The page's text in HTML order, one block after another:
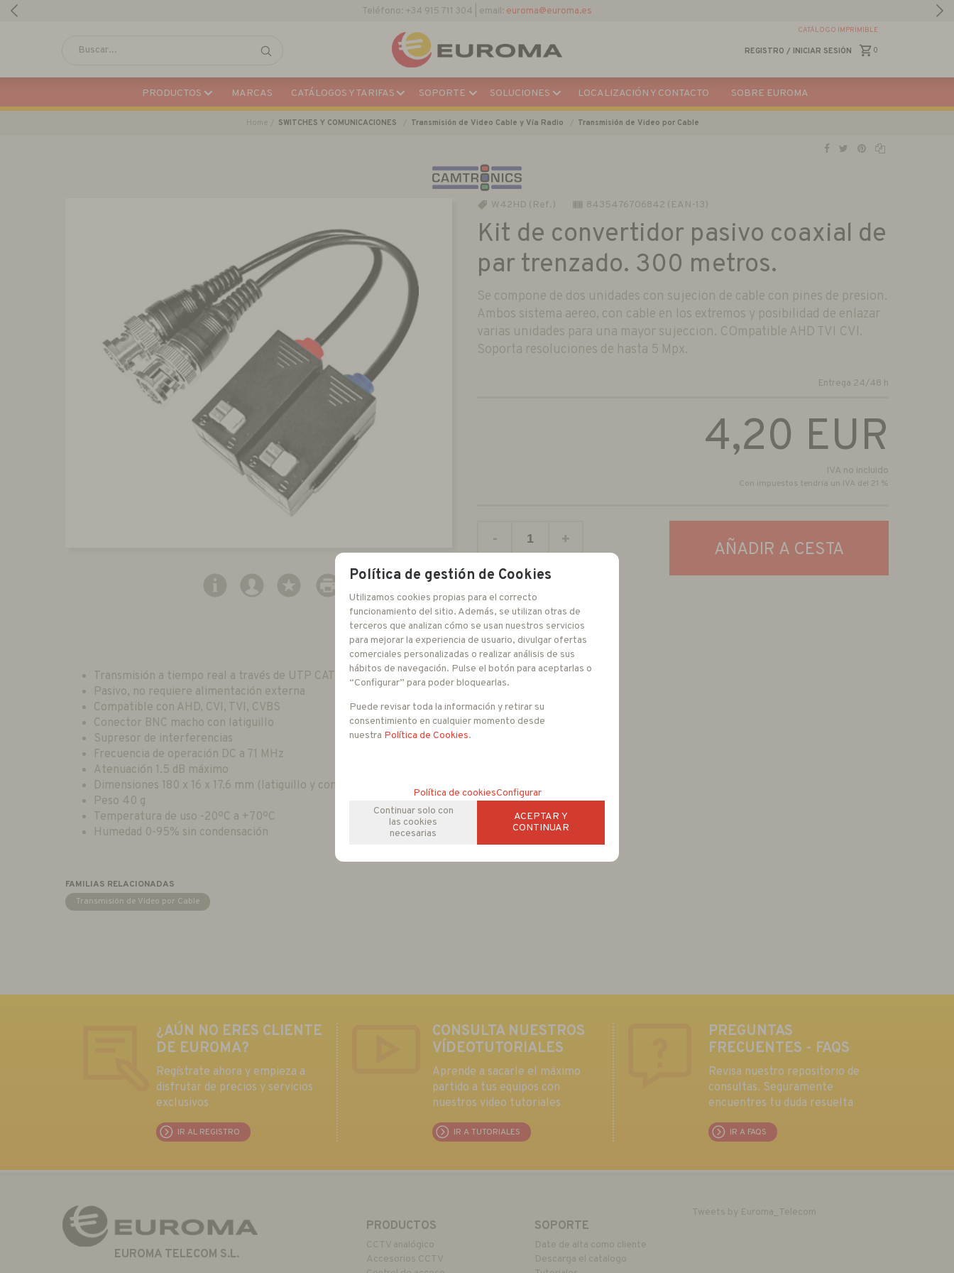
Descargar Catálogo Actual
REGISTRO / INICIAR SESIÓN 0
CATÁLOGO IMPRIMIBLE
PRODUCTOS MARCAS CATÁLOGOS Y TARIFAS SOPORTE SOLUCIONES LOCALIZACIÓN Y CONTACTO SOBRE EUROMA
Home SWITCHES Y COMUNICACIONES Transmisión de Video Cable y Vía Radio Transmisión de Video por Cable
W42HD (Ref.) 8435476706842 (EAN-13)
Kit de convertidor pasivo coaxial de
par trenzado. 300 metros.
Se compone de dos unidades con sujecion de cable con pines de presion.
Ambos sistema aereo, con cable en los extremos y posibilidad de enlazar
varias unidades para una mayor sujeccion. COmpatible AHD TVI CVI.
Soporta resoluciones de hasta 5 Mpx.
Entrega 24/48 h
4,20 EUR
IVA no incluido
Con impuestos tendría un IVA del 21 %
- + AÑADIR A CESTA
Transmisión a tiempo real a través de UTP CAT5E/6
Pasivo, no requiere alimentación externa
Compatible con AHD, CVI, TVI, CVBS
Conector BNC macho con latiguillo
Supresor de interferencias
Frecuencia de operación DC a 71 MHz
Atenuación 1.5 dB máximo
Dimensiones 180 x 16 x 17.6 mm (latiguillo y conector excluidos)
Peso 40 g
Temperatura de uso -20ºC a +70ºC
Humedad 0-95% sin condensación
FAMILIAS RELACIONADAS
Transmisión de Video por Cable
¿AÚN NO ERES CLIENTE
DE EUROMA?
Regístrate ahora y empieza a
disfrutar de precios y servicios
exclusivos
IR AL REGISTRO
CONSULTA NUESTROS
VÍDEOTUTORIALES
Aprende a sacarle el máximo
partido a tus equipos con
nuestros video tutoriales
IR A TUTORIALES
PREGUNTAS
FRECUENTES - FAQS
Revisa nuestro repositorio de
consultas. Seguramente
encuentres tu duda resuelta
IR A FAQS
EUROMA TELECOM S.L.
PRODUCTOS
CCTV analógico
Accesorios CCTV
SOPORTE
Date de alta como cliente
Descarga el catalogo
Tweets by Euroma_Telecom
Política de gestión de Cookies
Utilizamos cookies propias para el correcto
funcionamiento del sitio. Además, se utilizan otras de
terceros que analizan cómo se usan nuestros servicios
para mejorar la experiencia de usuario, divulgar ofertas
comerciales personalizadas o realizar análisis de sus
hábitos de navegación. Pulse el botón para aceptarlas o
“Configurar” para poder bloquearlas.
Puede revisar toda la información y retirar su
consentimiento en cualquier momento desde
nuestra Política de Cookies.
Política de cookiesConfigurar
Continuar solo con
las cookies
necesarias
ACEPTAR Y
CONTINUAR